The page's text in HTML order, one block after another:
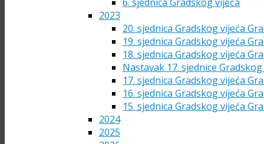
2023
20. sjednica Gradskog vijeća
19. sjednica Gradskog vijeća
18. sjednica Gradskog vijeća
Nastavak 17. sjednice
17. sjednica Gradskog vijeća
16. sjednica Gradskog vijeća
15. sjednica Gradskog vijeća
2024
2025